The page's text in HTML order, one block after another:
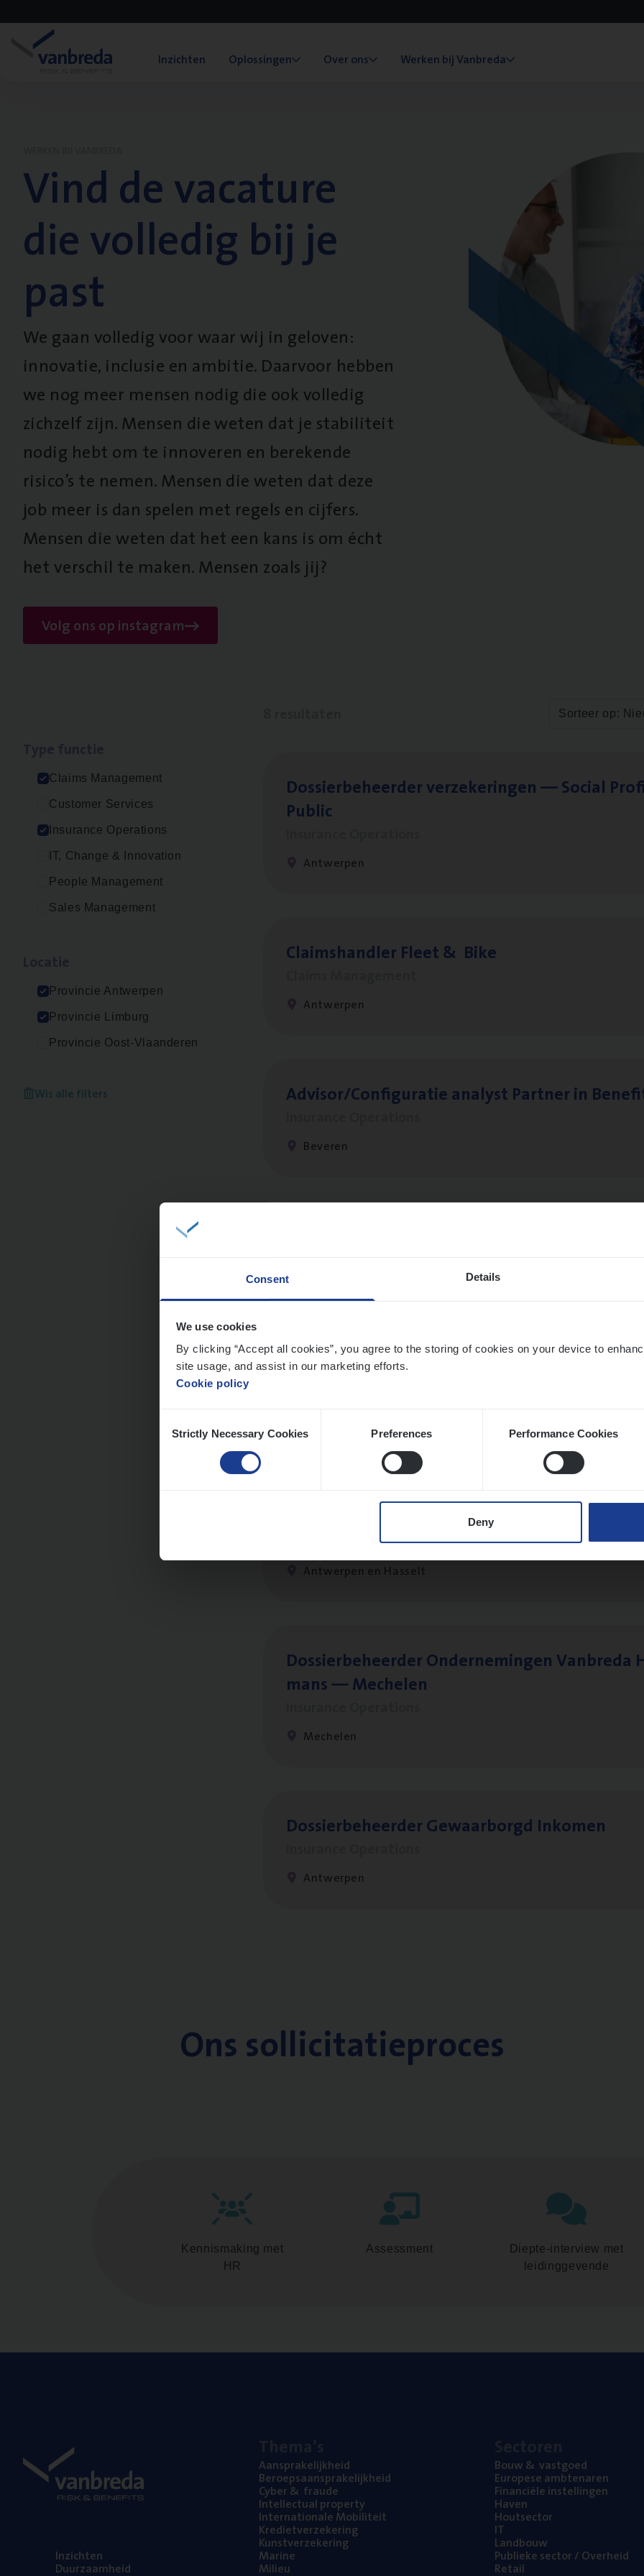
Consent Details
We use cookies
By clicking “Accept all cookies”, you agree to the storing of cookies on your device to
site usage, and assist in our marketing efforts.
Cookie policy
Selection
Strictly Necessary Cookies Preferences Performance Cookies
Deny
Inzichten Oplossingen Over ons Werken bij Vanbreda
Vind de vacature
die volledig bij je
past
We gaan volledig voor waar wij in geloven:
innovatie, inclusie en ambitie. Daarvoor hebben
we nog meer mensen nodig die ook volledig
zichzelf zijn. Mensen die weten dat je stabiliteit
nodig hebt om te innoveren en berekende
risico’s te nemen. Mensen die weten dat deze
job meer is dan spelen met regels en cijfers.
Mensen die weten dat het een kans is om écht
het verschil te maken. Mensen zoals jij?
Volg ons op instagram
Claims Management
Customer Services
Insurance Operations
IT, Change & Innovation
People Management
Sales Management
Provincie Antwerpen
Provincie Limburg
Provincie Oost-Vlaanderen
Wis alle filters
Sorteer op:
Dos­sier­be­heer­der ver­ze­ke­rin­gen — Soci­al
Public
Antwerpen
Claims­hand­ler Fleet& Bike
Antwerpen
Advisor/​Configuratie ana­lyst Part­ner in
Beveren
Client Exe­cu­ti­ve Marine
Antwerpen
Dos­sier­be­heer­der Pro­per­ty verzekeringen
Insurance Operations
Antwerpen en Hasselt
Dos­sier­be­heer­der Onder­ne­min­gen Van­b­re­da
mans — Mechelen
Mechelen
Dos­sier­be­heer­der Gewaar­borgd Inkomen
Antwerpen
Ons sollicitatieproces
Kennismaking met
HR
Assessment
Diepte-interview met
leidinggevende
Inzich­ten
Duur­zaam­heid
Aan­spra­ke­lijk­heid
Beroeps­aan­spra­ke­lijk­heid
Cyber& fraude
Intel­lec­tu­al property
Inter­na­ti­o­na­le Mobiliteit
Kre­diet­ver­ze­ke­ring
Kunst­ver­ze­ke­ring
Mari­ne
Mili­eu
Bouw& vastgoed
Euro­pe­se ambtenaren
Finan­ci­ë­le instellingen
Haven
Hout­sec­tor
IT
Land­bouw
Publie­ke sec­tor / Overheid
Retail